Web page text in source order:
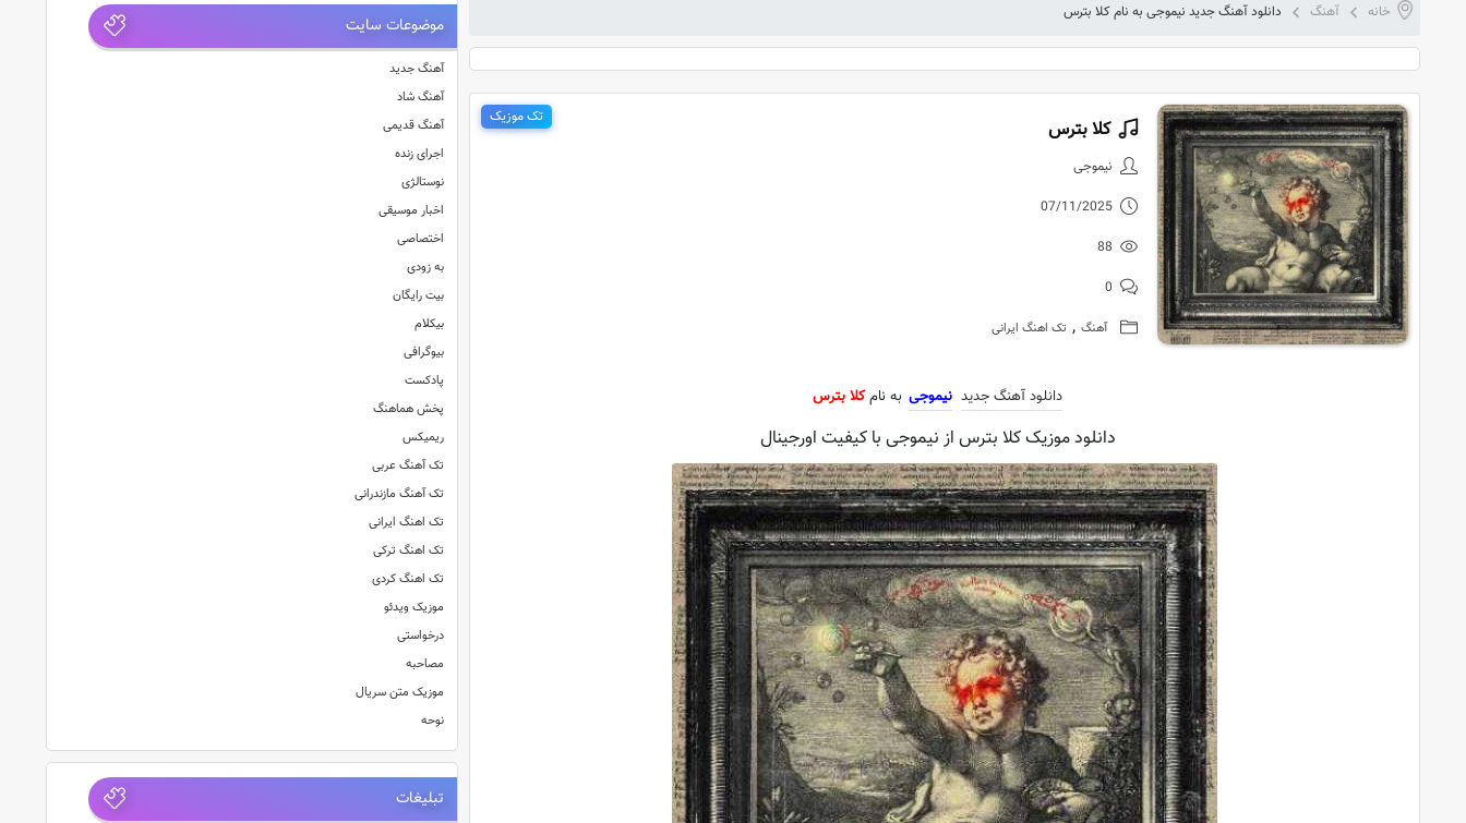
خانه آهنگ دانلود آهنگ جدید نیموجی به نام کلا بترس
دانلود آهنگ جدید نیموجی به نام کلا بترس
کلا بترس
نیموجی
07/11/2025
88
0
آهنگ , تک اهنگ ایرانی
تک موزیک
دانلود آهنگ جدید نیموجی به نامکلا بترس
دانلود موزیک کلا بترس از نیموجی با کیفیت اورجینال
موضوعات سایت
آهنگ جدید
آهنگ شاد
آهنگ قدیمی
اجرای زنده
نوستالژی
اخبار موسیقی
اختصاصی
به زودی
بیت رایگان
بیکلام
بیوگرافی
پادکست
پخش هماهنگ
ریمیکس
تک آهنگ عربی
تک آهنگ مازندرانی
تک اهنگ ایرانی
تک اهنگ ترکی
تک اهنگ کردی
موزیک ویدئو
درخواستی
مصاحبه
موزیک متن سریال
نوحه
تبلیغات